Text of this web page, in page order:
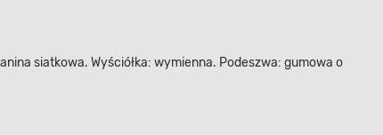
siatkowa. Wyściółka: wymienna. Podeszwa: gumowa o